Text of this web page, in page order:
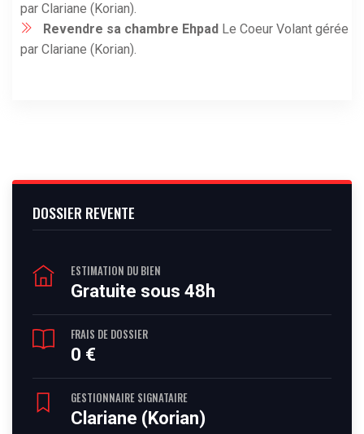
par Clariane (Korian).
Revendre sa chambre Ehpad Le Coeur Volant gérée
par Clariane (Korian).
DOSSIER REVENTE
ESTIMATION DU BIEN
Gratuite sous 48h
FRAIS DE DOSSIER
0 €
GESTIONNAIRE SIGNATAIRE
Clariane (Korian)